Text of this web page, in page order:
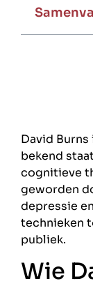
David
bekend
cognitieve
geworden
depressie
technieken
publiek.
Wie